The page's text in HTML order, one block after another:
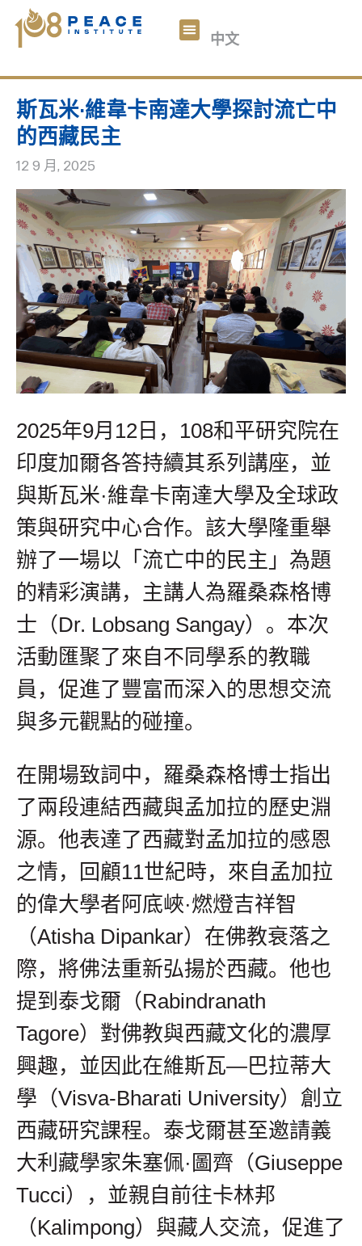
中文
English
斯瓦米·維韋卡南達大學探討流亡中
的西藏民主
12 9 月, 2025
2025年9月12日，108和平研究院在
印度加爾各答持續其系列講座，並
與斯瓦米·維韋卡南達大學及全球政
策與研究中心合作。該大學隆重舉
辦了一場以「流亡中的民主」為題
的精彩演講，主講人為羅桑森格博
士（Dr. Lobsang Sangay）。本次
活動匯聚了來自不同學系的教職
員，促進了豐富而深入的思想交流
與多元觀點的碰撞。
在開場致詞中，羅桑森格博士指出
了兩段連結西藏與孟加拉的歷史淵
源。他表達了西藏對孟加拉的感恩
之情，回顧11世紀時，來自孟加拉
的偉大學者阿底峽·燃燈吉祥智
（Atisha Dipankar）在佛教衰落之
際，將佛法重新弘揚於西藏。他也
提到泰戈爾（Rabindranath
Tagore）對佛教與西藏文化的濃厚
興趣，並因此在維斯瓦—巴拉蒂大
學（Visva-Bharati University）創立
西藏研究課程。泰戈爾甚至邀請義
大利藏學家朱塞佩·圖齊（Giuseppe
Tucci），並親自前往卡林邦
（Kalimpong）與藏人交流，促進了